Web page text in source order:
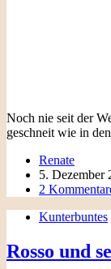
Noch nie seit der
geschneit wie in
Renate
5. Dezember
2
Kunterbuntes
Rosso und